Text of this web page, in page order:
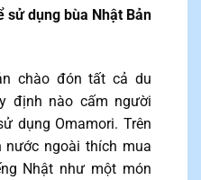
sử dụng bùa Nhật Bản
chào đón tất cả du
định nào cấm người
dụng Omamori. Trên
nước ngoài thích mua
Nhật như một món